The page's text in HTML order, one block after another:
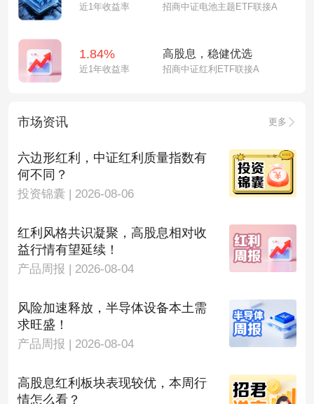
近1年收益率 招商中证电池主题ETF联接A
1.84%
近1年收益率
高股息，稳健优选
招商中证红利ETF联接A
市场资讯 更多
六边形红利，中证红利质量指数有
何不同？
投资锦囊 | 2026-08-06
红利风格共识凝聚，高股息相对收
益行情有望延续！
产品周报 | 2026-08-04
风险加速释放，半导体设备本土需
求旺盛！
产品周报 | 2026-08-04
高股息红利板块表现较优，本周行
情怎么看？